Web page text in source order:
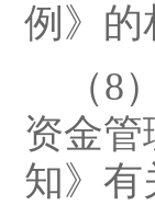
例》的
（
资金
知》有